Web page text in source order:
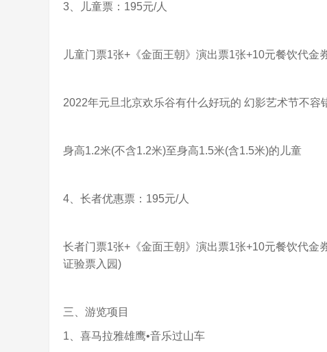
3、儿童票：195元/人
儿童门票1张+《金面王朝》演出票1张+10元餐饮代金
2022年元旦北京欢乐谷有什么好玩的 幻影艺术节不容
身高1.2米(不含1.2米)至身高1.5米(含1.5米)的儿童
4、长者优惠票：195元/人
长者门票1张+《金面王朝》演出票1张+10元餐饮代
证验票入园)
三、游览项目
1、喜马拉雅雄鹰•音乐过山车